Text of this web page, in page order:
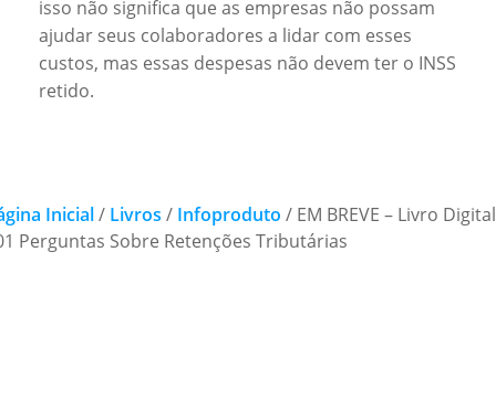
isso não significa que as empresas não possam
ajudar seus colaboradores a lidar com esses
custos, mas essas despesas não devem ter o INSS
retido.
Inicial/ Livros / Infoproduto / EM BREVE – Livro Digital
Perguntas Sobre Retenções Tributárias